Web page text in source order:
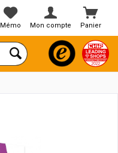
Panier
Mémo Mon compte